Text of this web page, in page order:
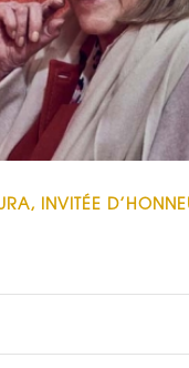
INVITÉE